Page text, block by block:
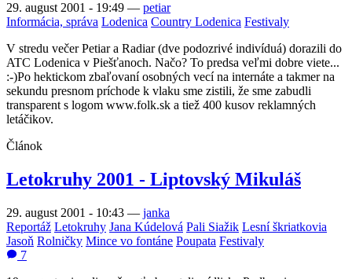
29. august 2001 - 19:49 — petiar
Informácia, správa Lodenica Country Lodenica Festivaly
V stredu večer Petiar a Radiar (dve podozrivé indivíduá) dorazili do
ATC Lodenica v Piešťanoch. Načo? To predsa veľmi dobre viete...
:-)Po hektickom zbaľovaní osobných vecí na internáte a takmer na
sekundu presnom príchode k vlaku sme zistili, že sme zabudli
transparent s logom www.folk.sk a tiež 400 kusov reklamných
letáčikov.
Článok
Letokruhy 2001 - Liptovský Mikuláš
29. august 2001 - 10:43 — janka
Reportáž Letokruhy Jana Kúdelová Pali Siažik Lesní škriatkovia
Jasoň Rolničky Mince vo fontáne Poupata Festivaly
7